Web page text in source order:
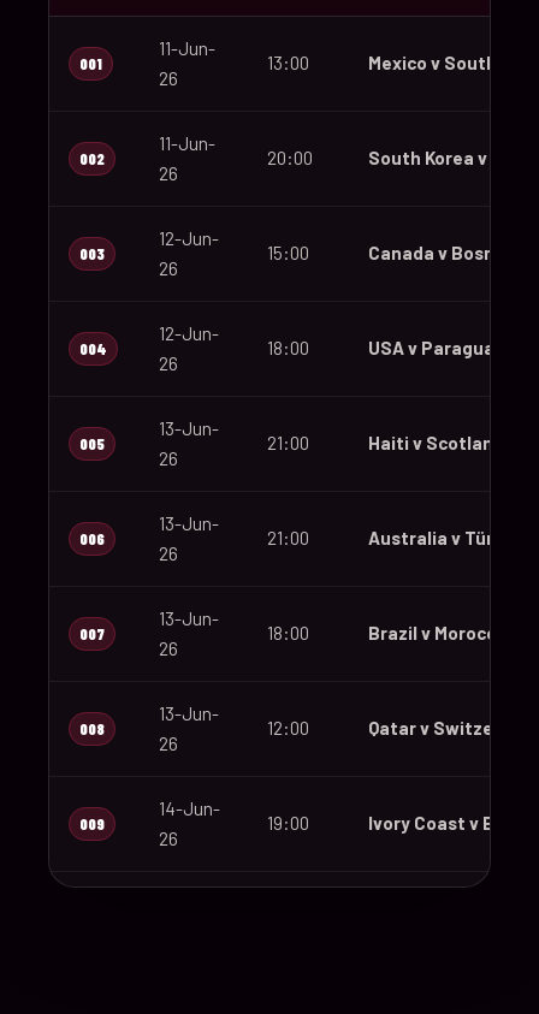
001
11-Jun-
26
13:00 Mexico v South
002
11-Jun-
26
20:00 South Korea v
003
12-Jun-
26
15:00 Canada v Bosnia
004
12-Jun-
26
18:00 USA v Paraguay
005
13-Jun-
26
21:00 Haiti v Scotland
006
13-Jun-
26
21:00 Australia v Türkiye
007
13-Jun-
26
18:00 Brazil v Morocco
008
13-Jun-
26
12:00 Qatar v Switzerland
009
14-Jun-
26
19:00 Ivory Coast v